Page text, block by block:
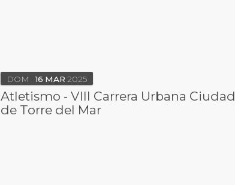
DOM 16 MAR 2025
Atletismo - VIII Carrera Urbana Ciudad
de Torre del Mar